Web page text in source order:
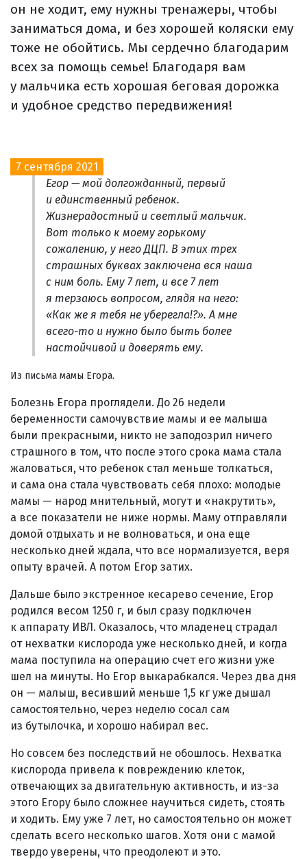
он не ходит, ему нужны тренажеры, чтобы
заниматься дома, и без хорошей коляски ему
тоже не обойтись. Мы сердечно благодарим
всех за помощь семье! Благодаря вам
у мальчика есть хорошая беговая дорожка
и удобное средство передвижения!
7 сентября 2021
Егор — мой долгожданный, первый
и единственный ребенок.
Жизнерадостный и светлый мальчик.
Вот только к моему горькому
сожалению, у него ДЦП. В этих трех
страшных буквах заключена вся наша
с ним боль. Ему 7 лет, и все 7 лет
я терзаюсь вопросом, глядя на него:
«Как же я тебя не уберегла!?». А мне
всего-то и нужно было быть более
настойчивой и доверять ему.
Из письма мамы Егора.
Болезнь Егора проглядели. До 26 недели
беременности самочувствие мамы и ее малыша
были прекрасными, никто не заподозрил ничего
страшного в том, что после этого срока мама стала
жаловаться, что ребенок стал меньше толкаться,
и сама она стала чувствовать себя плохо: молодые
мамы — народ мнительный, могут и «накрутить»,
а все показатели не ниже нормы. Маму отправляли
домой отдыхать и не волноваться, и она еще
несколько дней ждала, что все нормализуется, веря
опыту врачей. А потом Егор затих.
Дальше было экстренное кесарево сечение, Егор
родился весом 1250 г, и был сразу подключен
к аппарату ИВЛ. Оказалось, что младенец страдал
от нехватки кислорода уже несколько дней, и когда
мама поступила на операцию счет его жизни уже
шел на минуты. Но Егор выкарабкался. Через два дня
он — малыш, весивший меньше 1,5 кг уже дышал
самостоятельно, через неделю сосал сам
из бутылочка, и хорошо набирал вес.
Но совсем без последствий не обошлось. Нехватка
кислорода привела к повреждению клеток,
отвечающих за двигательную активность, и из-за
этого Егору было сложнее научиться сидеть, стоять
и ходить. Ему уже 7 лет, но самостоятельно он может
сделать всего несколько шагов. Хотя они с мамой
твердо уверены, что преодолеют и это.